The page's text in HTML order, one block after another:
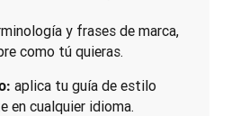
y frases de marca,
como tú quieras.
aplica tu guía de estilo
en cualquier idioma.